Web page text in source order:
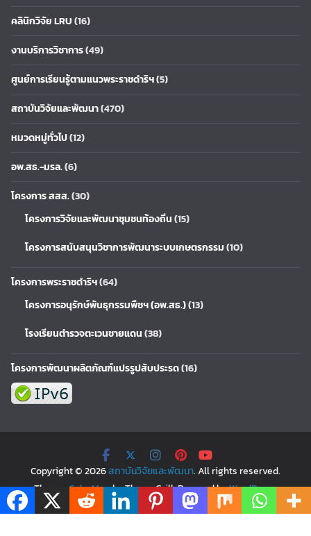
คลินิกวิจัย LRU(16)
งานบริการวิชาการ(49)
ศูนย์การเรียนรู้ตามแนวพระราชดำริฯ(5)
สถาบันวิจัยและพัฒนา(470)
หมวดหมู่ทั่วไป(12)
อพ.สธ.-มรล.(6)
โครงการ สสส.(30)
โครงการวิจัยและพัฒนาชุมชนท้องถิ่น(15)
โครงการสนับสนุนวิชาการพัฒนาระบบเกษตรกรรม(10)
โครงการพระราชดำริฯ(64)
โครงการอนุรักษ์พันธุกรรมพืชฯ (อพ.สธ.)(13)
โรงเรียนตำรวจตะเวนชายแดน(38)
โครงการพัฒนาผลิตภัณฑ์แปรรูปสับประรด(16)
Copyright © 2026สถาบันวิจัยและพัฒนา. All rights reserved.
Theme: ColorMagby ThemeGrill. Powered byWordPress.